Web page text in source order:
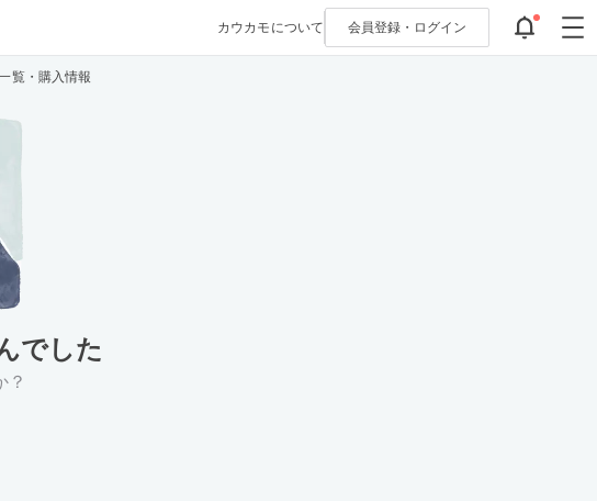
カウカモについて 会員登録・ ログイン
覧・購入情報
でした
？